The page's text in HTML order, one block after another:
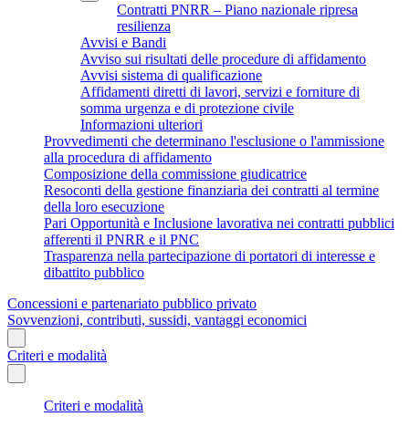
Contratti PNRR – Piano nazionale ripresa
resilienza
Avvisi e Bandi
Avviso sui risultati delle procedure di affidamento
Avvisi sistema di qualificazione
Affidamenti diretti di lavori, servizi e forniture di
somma urgenza e di protezione civile
Informazioni ulteriori
Provvedimenti che determinano l'esclusione o l'ammissione
alla procedura di affidamento
Composizione della commissione giudicatrice
Resoconti della gestione finanziaria dei contratti al termine
della loro esecuzione
Pari Opportunità e Inclusione lavorativa nei contratti pubblici
afferenti il PNRR e il PNC
Trasparenza nella partecipazione di portatori di interesse e
dibattito pubblico
Concessioni e partenariato pubblico privato
Sovvenzioni, contributi, sussidi, vantaggi economici
Criteri e modalità
Criteri e modalità